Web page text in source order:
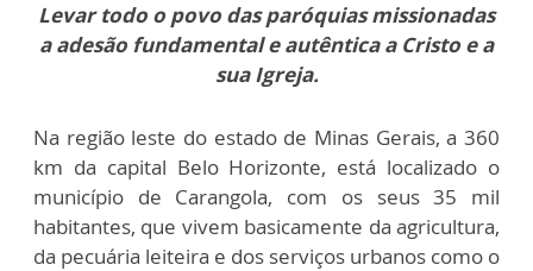
Levar todo o povo das paróquias missionadas
a adesão fundamental e autêntica a Cristo e a
sua Igreja.
Na região leste do estado de Minas Gerais, a 360
km da capital Belo Horizonte, está localizado o
município de Carangola, com os seus 35 mil
habitantes, que vivem basicamente da agricultura,
da pecuária leiteira e dos serviços urbanos como o